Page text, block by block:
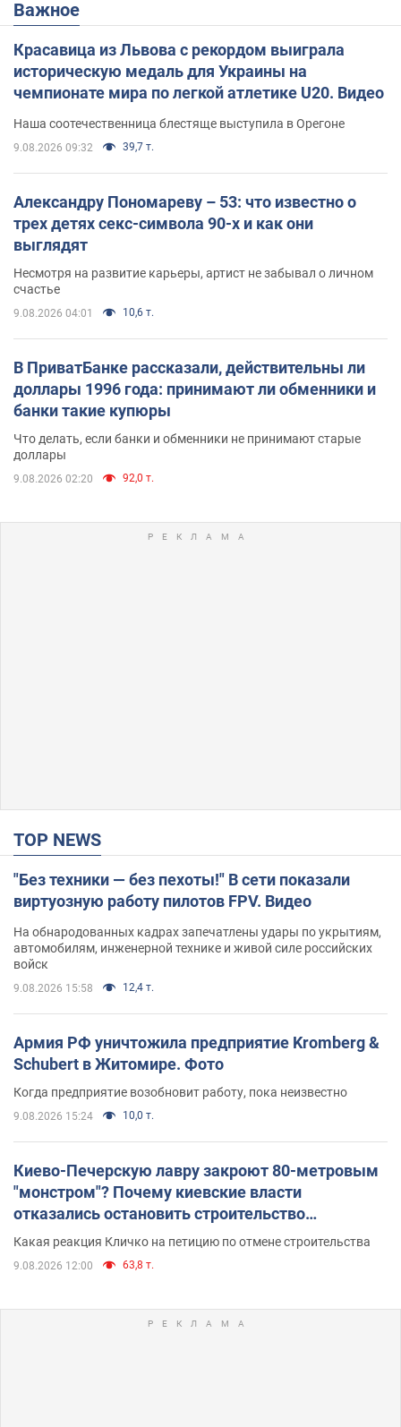
Важное
Красавица из Львова с рекордом выиграла
историческую медаль для Украины на
чемпионате мира по легкой атлетике U20. Видео
Наша соотечественница блестяще выступила в Орегоне
9.08.2026 09:32 39,7 т.
Александру Пономареву – 53: что известно о
трех детях секс-символа 90-х и как они
выглядят
Несмотря на развитие карьеры, артист не забывал о личном
счастье
9.08.2026 04:01 10,6 т.
В ПриватБанке рассказали, действительны ли
доллары 1996 года: принимают ли обменники и
банки такие купюры
Что делать, если банки и обменники не принимают старые
доллары
9.08.2026 02:20 92,0 т.
TOP NEWS
"Без техники — без пехоты!" В сети показали
виртуозную работу пилотов FPV. Видео
На обнародованных кадрах запечатлены удары по укрытиям,
автомобилям, инженерной технике и живой силе российских
войск
9.08.2026 15:58 12,4 т.
Армия РФ уничтожила предприятие Kromberg &
Schubert в Житомире. Фото
Когда предприятие возобновит работу, пока неизвестно
9.08.2026 15:24 10,0 т.
Киево-Печерскую лавру закроют 80-метровым
"монстром"? Почему киевские власти
отказались остановить строительство
небоскреба "московского верующего"
Какая реакция Кличко на петицию по отмене строительства
9.08.2026 12:00 63,8 т.